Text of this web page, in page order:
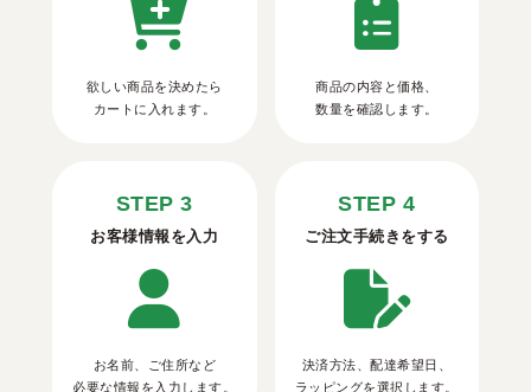
欲しい商品を決めたら
カートに入れます。
商品の内容と価格、
数量を確認します。
STEP 3
お客様情報を入力
お名前、ご住所など
必要な情報を入力します。
STEP 4
ご注文手続きをする
決済方法、配達希望日、
ラッピングを選択します。